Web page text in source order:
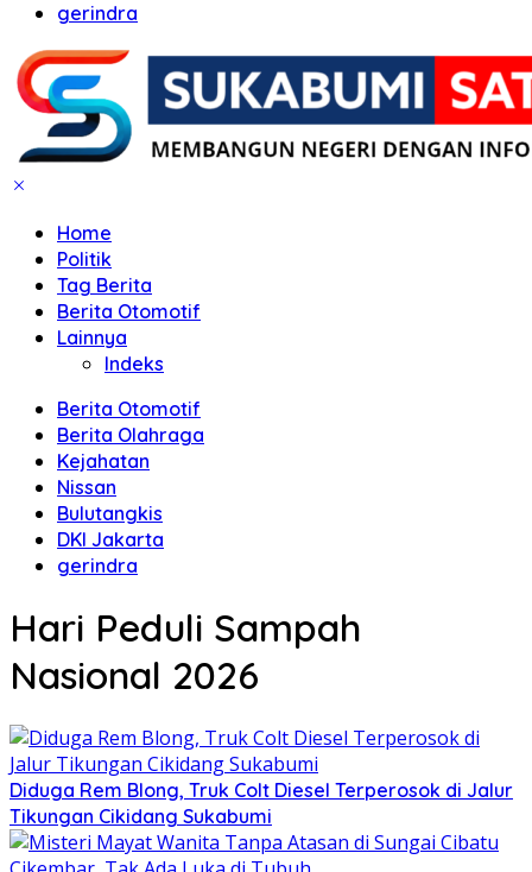
gerindra
Home
Politik
Tag Berita
Berita Otomotif
Lainnya
Indeks
Berita Otomotif
Berita Olahraga
Kejahatan
Nissan
Bulutangkis
DKI Jakarta
gerindra
Hari Peduli Sampah
Nasional 2026
Diduga Rem Blong, Truk Colt Diesel Terperosok di Jalur
Tikungan Cikidang Sukabumi